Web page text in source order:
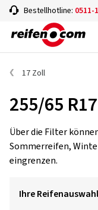
Bestellhotline: 0511-
17 Zoll
255/65
Über die Filter
Sommerreifen,
eingrenzen.
Ihre